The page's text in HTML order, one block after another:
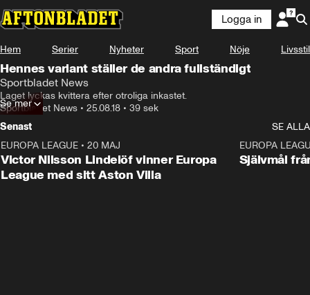
Logga in
Hem Serier Nyheter Sport Nöje Livsstil
Hennes variant ställer de andra fullständigt
Sportbladet News
Laget lyckas kvittera efter otroliga inkastet.
Sportbladet News • 25.08.18 • 39 sek
Se mer
Senast
SE ALLA
EUROPA LEAGUE • 20 MAJ
Victor Nilsson Lindelöf vinner Europa
League med sitt Aston Villa
EUROPA
Självmål